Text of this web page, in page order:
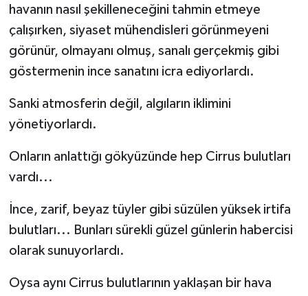
havanın nasıl şekilleneceğini tahmin etmeye
çalışırken, siyaset mühendisleri görünmeyeni
görünür, olmayanı olmuş, sanalı gerçekmiş gibi
göstermenin ince sanatını icra ediyorlardı.
Sanki atmosferin değil, algıların iklimini
yönetiyorlardı.
Onların anlattığı gökyüzünde hep Cirrus bulutları
vardı...
İnce, zarif, beyaz tüyler gibi süzülen yüksek irtifa
bulutları... Bunları sürekli güzel günlerin habercisi
olarak sunuyorlardı.
Oysa aynı Cirrus bulutlarının yaklaşan bir hava